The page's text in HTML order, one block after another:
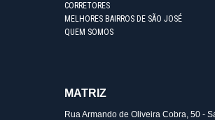
CORRETORES
MELHORES BAIRROS DE SÃO JOSÉ
QUEM SOMOS
MATRIZ
Rua Armando de Oliveira Cobra, 50 -